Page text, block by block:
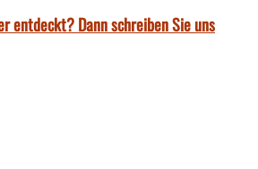
entdeckt? Dann schreiben Sie uns